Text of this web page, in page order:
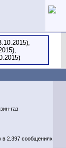
газ
в 2.397 сообщениях